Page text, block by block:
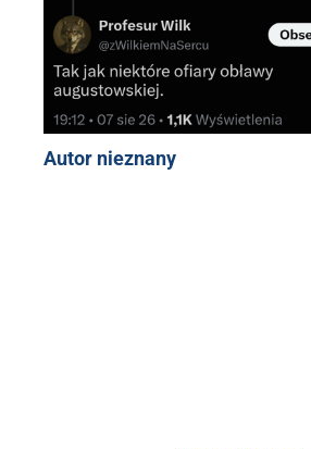
Autor nieznany